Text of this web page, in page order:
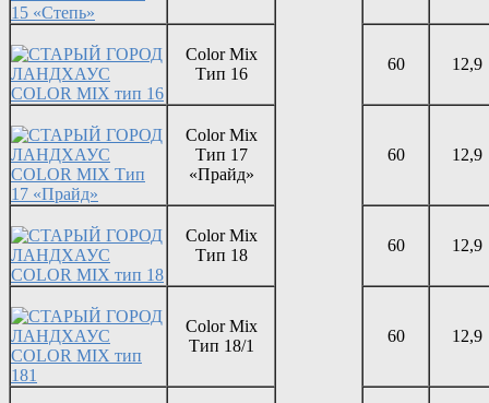
Color Mix
Тип 16
60 12,9
Color Mix
Тип 17
«Прайд»
60 12,9
Color Mix
Тип 18
60 12,9
Color Mix
Тип 18/1
60 12,9